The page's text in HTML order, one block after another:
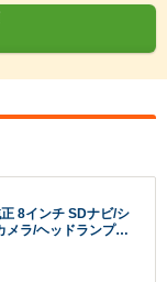
8インチ SDナビ/シ
メラ/ヘッドランプ
横滑り防止装置/ア
煙車